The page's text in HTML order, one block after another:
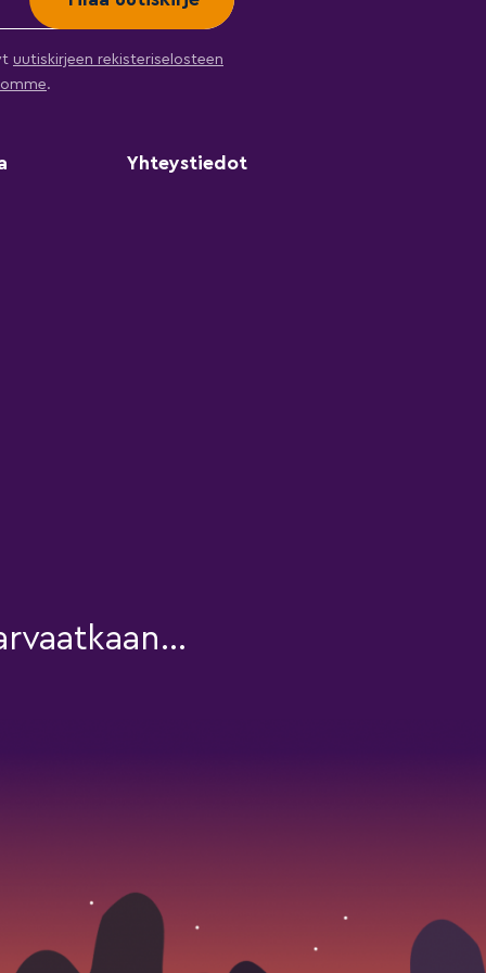
uutiskirjeen rekisteriselosteen
.
Yhteystiedot